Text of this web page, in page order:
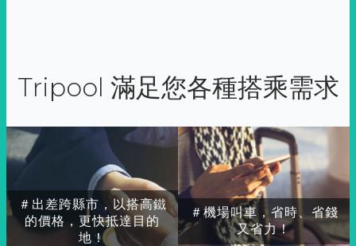
Tripool 滿足您各種搭乘需求
＃出差跨縣市，以搭高鐵
的價格，更快抵達目的
地！
＃機場叫車，省時、省錢
又省力！